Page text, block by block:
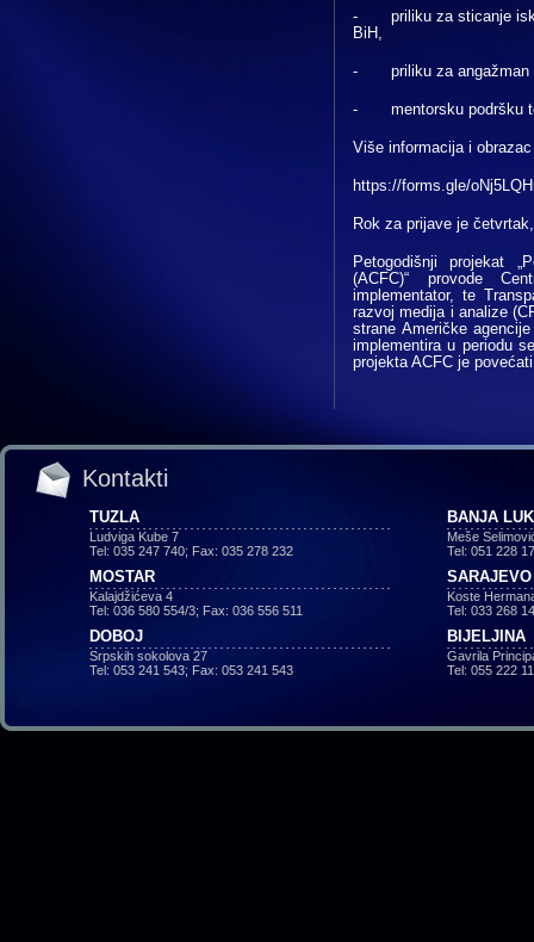
-
priliku za sticanje
BiH,
- priliku za angažman
- mentorsku podršku
Više informacija i
https://forms.gle/
Rok za prijave je
Petogodišnji projekat
(ACFC)“ provode
implementator, te
razvoj medija i analize
strane Američke
implementira u periodu
projekta ACFC je
Kontakti
TUZLA
Ludviga Kube 7
Tel: 035 247 740; Fax: 035 278 232
MOSTAR
Kalajdžićeva 4
Tel: 036 580 554/3; Fax: 036 556 511
DOBOJ
Srpskih sokolova 27
Tel: 053 241 543; Fax: 053 241 543
BANJA
Meše
Tel: 051 228
SARAJEVO
Koste
Tel: 033 268
BIJELJINA
Gavrila
Tel: 055 222